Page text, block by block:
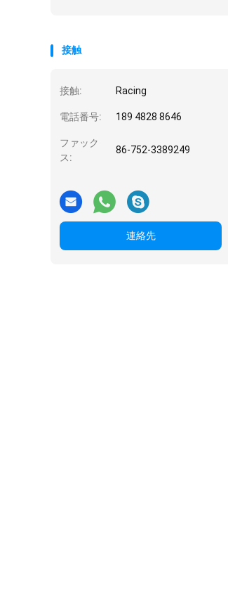
接触
接触: Racing
電話番号: 189 4828 8646
ファック
ス:
86-752-3389249
連絡先